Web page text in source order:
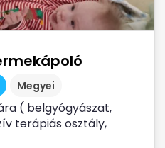
Megyei
( belgyógyászat,
terápiás osztály,